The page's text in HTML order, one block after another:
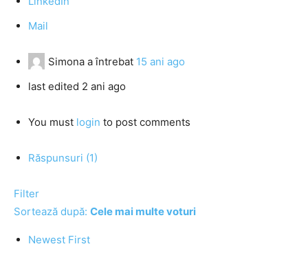
Mail
Simona a întrebat 15 ani ago
last edited 2 ani ago
You must login to post comments
Răspunsuri (1)
Filter
Sortează după: Cele mai multe voturi
Newest First